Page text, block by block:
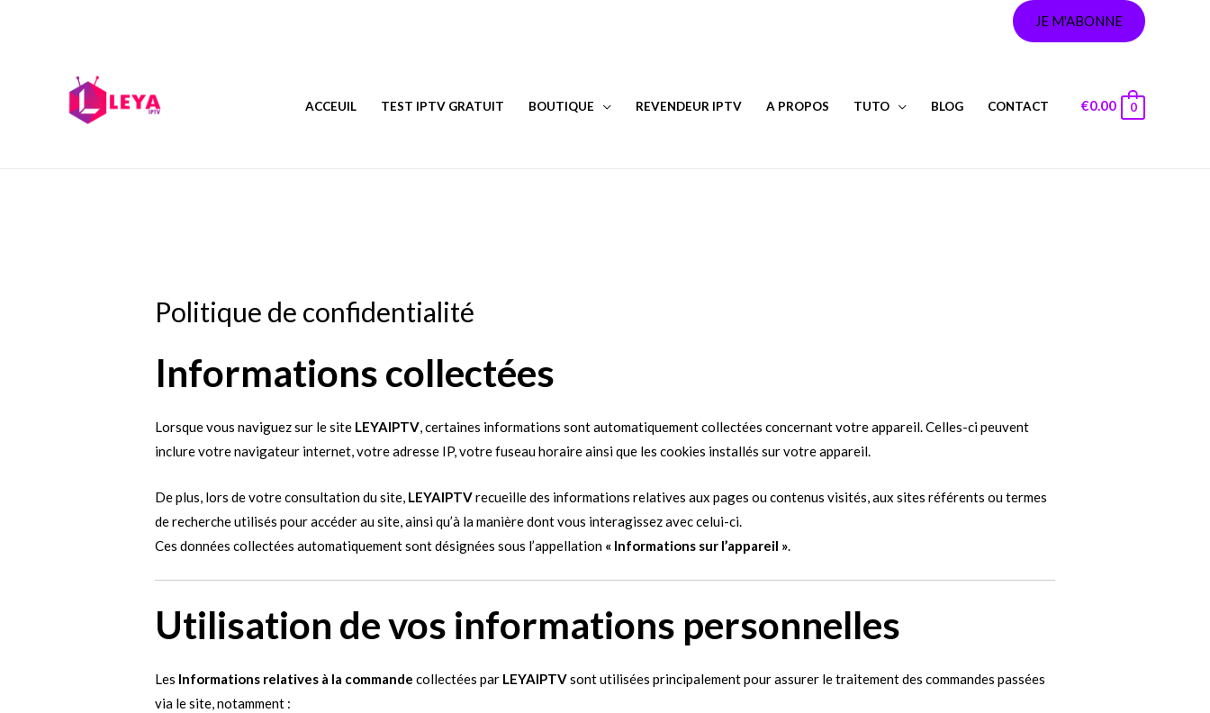
JE M'ABONNE
ACCEUIL TEST IPTV GRATUIT BOUTIQUE REVENDEUR IPTV A PROPOS TUTO BLOG CONTACT €0.00 0
Politique de confidentialité
Informations collectées
Lorsque vous naviguez sur le site LEYAIPTV , certaines informations sont automatiquement collectées concernant votre appareil. Celles-ci peuvent
inclure votre navigateur internet, votre adresse IP, votre fuseau horaire ainsi que les cookies installés sur votre appareil.
De plus, lors de votre consultation du site, LEYAIPTVrecueille des informations relatives aux pages ou contenus visités, aux sites référents ou termes
de recherche utilisés pour accéder au site, ainsi qu’à la manière dont vous interagissez avec celui-ci.
Ces données collectées automatiquement sont désignées sous l’appellation « Informations sur l’appareil »
Utilisation de vos informations personnelles
Les Informations relatives à la commande collectées par LEYAIPTVsont utilisées principalement pour assurer le traitement des commandes passées
via le site, notamment :